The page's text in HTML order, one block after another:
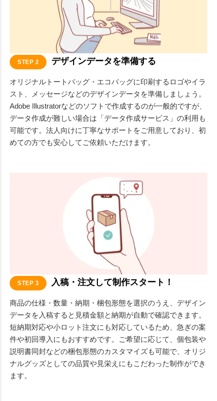
STEP 2 デザインデータを準備する
オリジナルトートバッグ・エコバッグに印刷するロゴやイラ
スト、メッセージなどのデザインデータを準備しましょう。
Adobe Illustratorなどのソフトで作成するのが一般的ですが、
データ作成が難しい場合は「データ作成サービス」の利用も
可能です。法人向けに丁寧なサポートをご用意しており、初
めての方でも安心してご依頼いただけます。
STEP 3 入稿・注文して制作スタート！
商品の仕様・数量・納期・梱包形態を選択のうえ、デザイン
データを入稿すると見積金額と納期が自動で確認できます。
短納期対応や小ロット注文にも対応しているため、急ぎの案
件や初回導入にもおすすめです。ご希望に応じて、個包装や
説明書同封などの梱包形態のカスタマイズも可能で、オリジ
ナルグッズとしての品質や見栄えにもこだわった制作ができ
ます。